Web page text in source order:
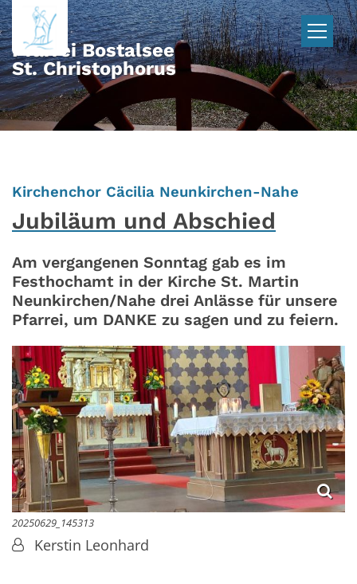
Zum Inhalt springen
Pfarrei Bostalsee
St. Christophorus
Kirchenchor Cäcilia Neunkirchen-Nahe
Jubiläum und Abschied
Am vergangenen Sonntag gab es im
Festhochamt in der Kirche St. Martin
Neunkirchen/Nahe drei Anlässe für unsere
Pfarrei, um DANKE zu sagen und zu feiern.
20250629_145313
Von:Kerstin Leonhard